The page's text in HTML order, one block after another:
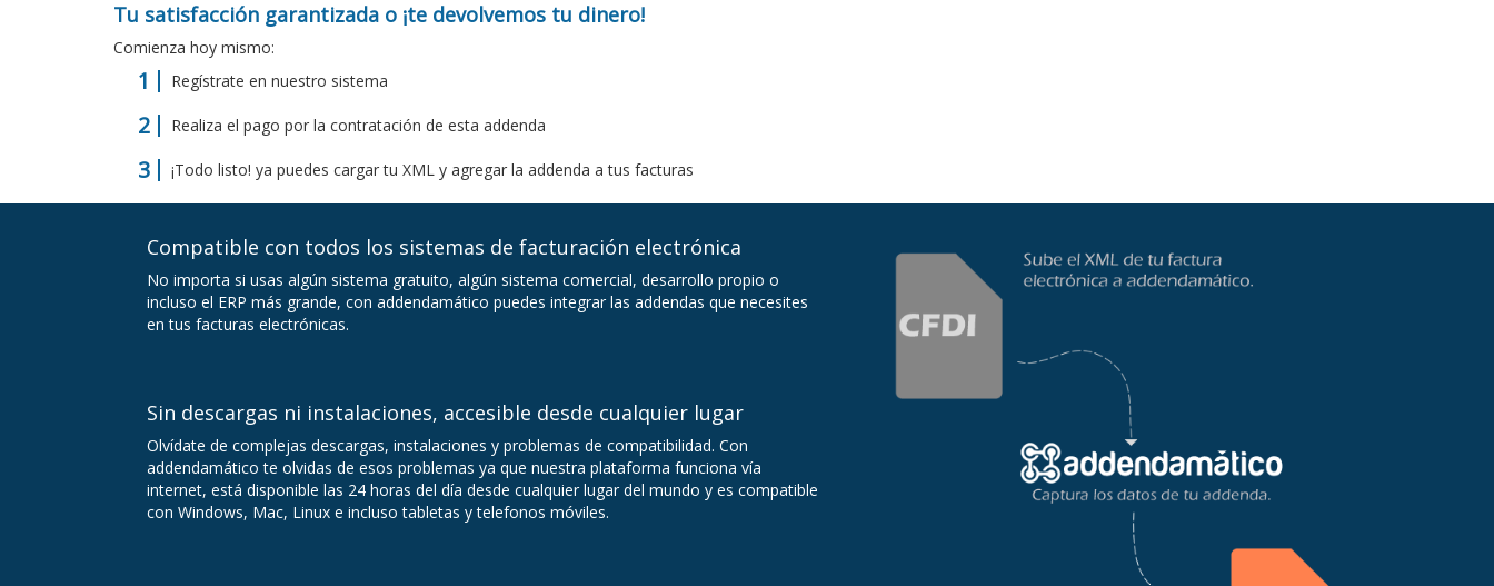
Tu satisfacción garantizada o ¡te devolvemos tu dinero!
Comienza hoy mismo:
Regístrate en nuestro sistema
Realiza el pago por la contratación de esta addenda
¡Todo listo! ya puedes cargar tu XML y agregar la addenda a tus facturas
Compatible con todos los sistemas de facturación electrónica
No importa si usas algún sistema gratuito, algún sistema comercial, desarrollo propio o
incluso el ERP más grande, con addendamático puedes integrar las addendas que necesites
en tus facturas electrónicas.
Sin descargas ni instalaciones, accesible desde cualquier lugar
Olvídate de complejas descargas, instalaciones y problemas de compatibilidad. Con
addendamático te olvidas de esos problemas ya que nuestra plataforma funciona vía
internet, está disponible las 24 horas del día desde cualquier lugar del mundo y es compatible
con Windows, Mac, Linux e incluso tabletas y telefonos móviles.